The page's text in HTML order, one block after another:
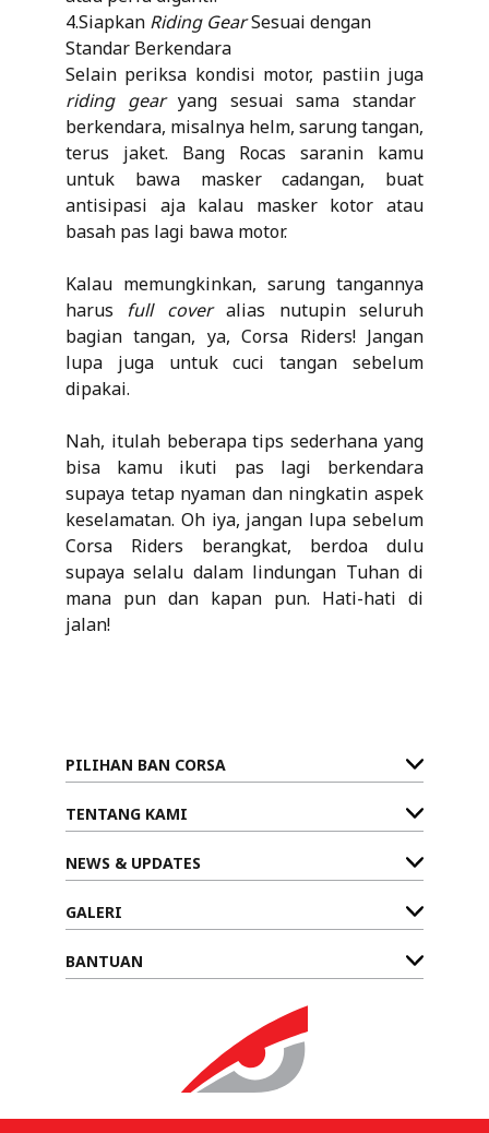
4.Siapkan Riding GearSesuai dengan
Standar Berkendara
Selain periksa kondisi motor, pastiin juga
riding gearyang sesuai sama standar
berkendara, misalnya helm, sarung tangan,
terus jaket. Bang Rocas saranin kamu
untuk bawa masker cadangan, buat
antisipasi aja kalau masker kotor atau
basah pas lagi bawa motor.
Kalau memungkinkan, sarung tangannya
harus full coveralias nutupin seluruh
bagian tangan, ya, Corsa Riders! Jangan
lupa juga untuk cuci tangan sebelum
dipakai.
Nah, itulah beberapa tips sederhana yang
bisa kamu ikuti pas lagi berkendara
supaya tetap nyaman dan ningkatin aspek
keselamatan. Oh iya, jangan lupa sebelum
Corsa Riders berangkat, berdoa dulu
supaya selalu dalam lindungan Tuhan di
mana pun dan kapan pun. Hati-hati di
jalan!
PILIHAN BAN CORSA
TENTANG KAMI
NEWS & UPDATES
GALERI
BANTUAN